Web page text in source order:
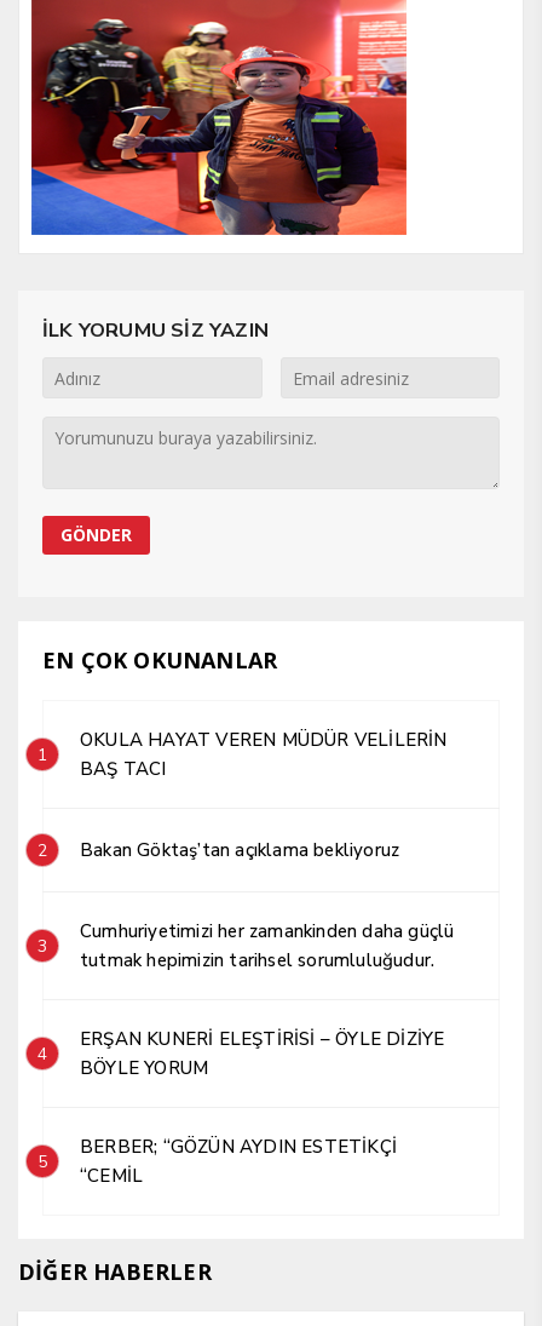
İLK YORUMU SİZ YAZIN
EN ÇOK OKUNANLAR
1
OKULA HAYAT VEREN MÜDÜR VELİLERİN
BAŞ TACI
2 Bakan Göktaş’tan açıklama bekliyoruz
3
Cumhuriyetimizi her zamankinden daha güçlü
tutmak hepimizin tarihsel sorumluluğudur.
4
ERŞAN KUNERİ ELEŞTİRİSİ – ÖYLE DİZİYE
BÖYLE YORUM
5
BERBER; “GÖZÜN AYDIN ESTETİKÇİ
“CEMİL
DİĞER HABERLER